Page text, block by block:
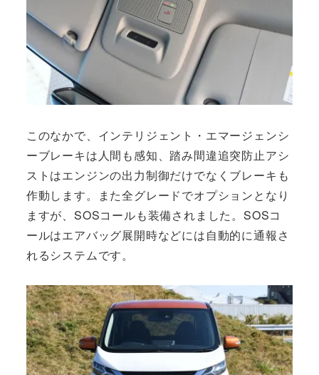
このなかで、インテリジェント・エマージェンシ
ーブレーキは人間も感知、踏み間違追突防止アシ
ストはエンジンの出力制御だけでなくブレーキも
作動します。また全グレードでオプションとなり
ますが、SOSコールも装備されました。SOSコ
ールはエアバッグ展開時などには自動的に通報さ
れるシステムです。